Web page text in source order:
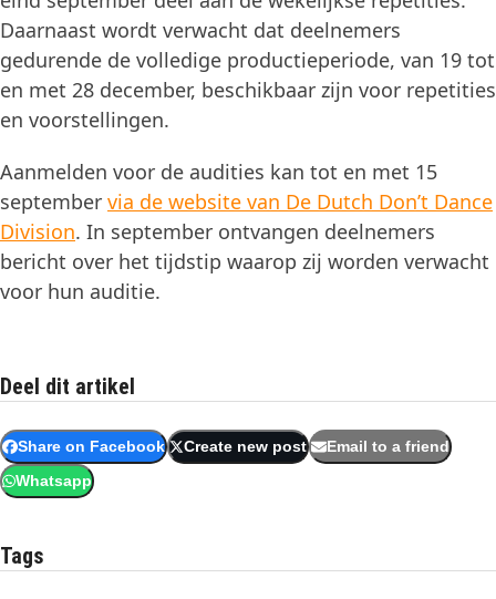
Daarnaast wordt verwacht dat deelnemers
gedurende de volledige productieperiode, van 19 tot
en met 28 december, beschikbaar zijn voor repetities
en voorstellingen.
Aanmelden voor de audities kan tot en met 15
september via de website van De Dutch Don’t Dance
Division. In september ontvangen deelnemers
bericht over het tijdstip waarop zij worden verwacht
voor hun auditie.
Deel dit artikel
Share on Facebook Create new post Email to a friend
Whatsapp
Tags